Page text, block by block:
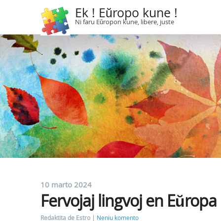
Ek ! Eŭropo kune !
Ni faru Eŭropon kune, libere, juste
10 marto 2024
Fervojaj lingvoj en
Redaktita de Estro Neniu komento